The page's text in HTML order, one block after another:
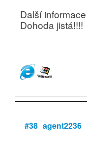
Další informace
Dohoda jistá!!!!
#38 agent2236